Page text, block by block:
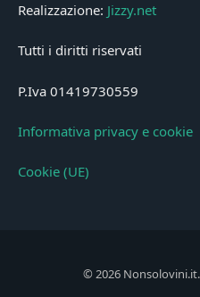
Realizzazione: Jizzy.net
Tutti i diritti riservati
P.Iva 01419730559
Informativa privacy e cookie
Cookie (UE)
© 2026 Nonsolovini.it.